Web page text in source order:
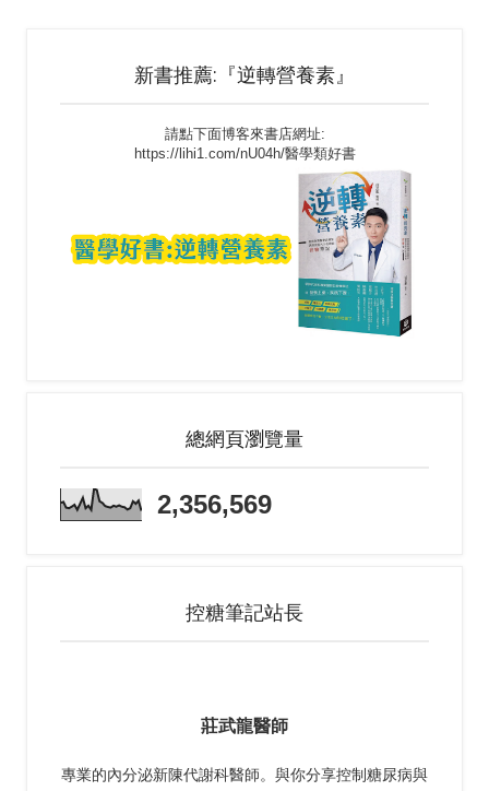
新書推薦:『逆轉營養素』
請點下面博客來書店網址:
https://lihi1.com/nU04h/醫學類好書
總網頁瀏覽量
2,356,569
控糖筆記站長
莊武龍醫師
專業的內分泌新陳代謝科醫師。與你分享控制糖尿病與